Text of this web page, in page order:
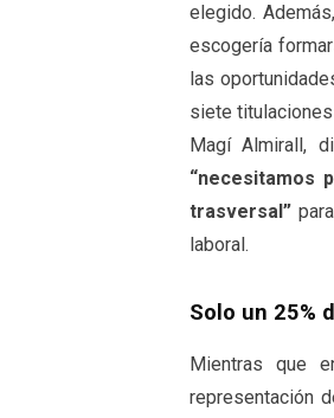
elegido.
escogería
las
siete
Magí Almirall,
“necesitamos
trasversal”
laboral.
Solo un 25%
Mientras que
representación